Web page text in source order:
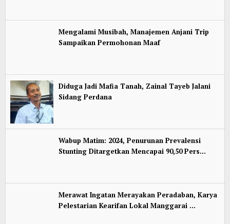
Mengalami Musibah, Manajemen Anjani Trip
Sampaikan Permohonan Maaf
Diduga Jadi Mafia Tanah, Zainal Tayeb Jalani
Sidang Perdana
Wabup Matim: 2024, Penurunan Prevalensi
Stunting Ditargetkan Mencapai 90,50 Pers…
Merawat Ingatan Merayakan Peradaban, Karya
Pelestarian Kearifan Lokal Manggarai …